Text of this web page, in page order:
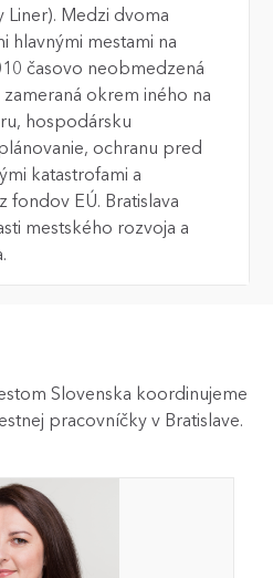
Liner). Medzi dvoma
hlavnými mestami na
časovo neobmedzená
okrem iného na
hospodársku
ochranu pred
katastrofami a
fondov EÚ. Bratislava
mestského rozvoja a
Slovenska koordinujeme
pracovníčky v Bratislave.